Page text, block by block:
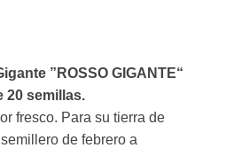
”ROSSO GIGANTE“
20 semillas.
fresco. Para su tierra de
de febrero a